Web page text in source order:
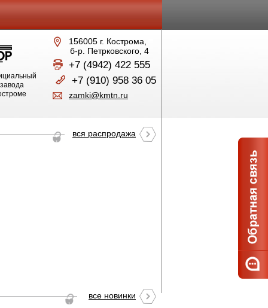
156005 г. Кострома,
б-р. Петрковского, 4
+7 (4942) 422 555
+7 (910) 958 36 05
zamki@kmtn.ru
вся распродажа
все новинки